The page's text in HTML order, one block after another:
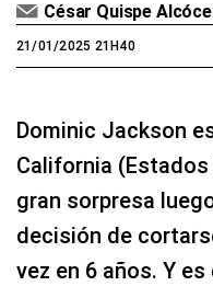
César Quispe
21/01/2025 21H40
Dominic Jackson
California
gran sorpresa
decisión de
vez en 6 años. Y